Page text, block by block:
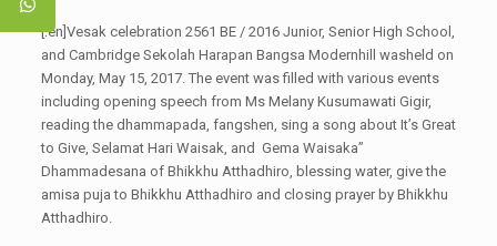
[:en]Vesak celebration 2561 BE / 2016 Junior, Senior High School,
and Cambridge Sekolah Harapan Bangsa Modernhill washeld on
Monday, May 15, 2017. The event was filled with various events
including opening speech from Ms Melany Kusumawati Gigir,
reading the dhammapada, fangshen, sing a song about It’s Great
to Give, Selamat Hari Waisak, and Gema Waisaka”
Dhammadesana of Bhikkhu Atthadhiro, blessing water, give the
amisa puja to Bhikkhu Atthadhiro and closing prayer by Bhikkhu
Atthadhiro.